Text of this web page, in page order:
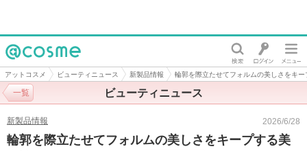
@cosme
アットコスメ ビューティニュース 新製品情報 輪郭を際立たせてフォルムの美しさをキ
ビューティニュース
一覧
新製品情報 2026/6/28
輪郭を際立たせてフォルムの美しさをキープする美